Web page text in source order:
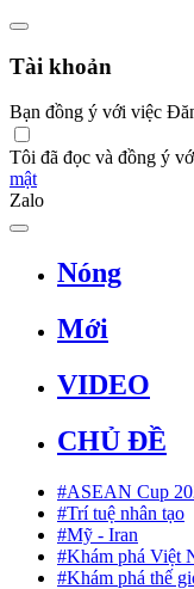
Tài khoản
Bạn đồng ý với việc
Tôi đã đọc và đồng ý
mật
Zalo
Nóng
Mới
VIDEO
CHỦ ĐỀ
#ASEAN Cup
#Trí tuệ nhân tạo
#Mỹ - Iran
#Khám phá Việt
#Khám phá thế